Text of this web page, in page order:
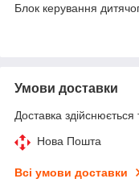
Блок керування
Умови доставки
Доставка здійснюється
Нова Пошта
Всі умови доставки